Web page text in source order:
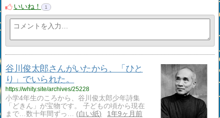
いいね！
1
谷川俊太郎さんがいたから、「ひと
り」でいられた。
https://whity.site/archives/25228
小学4年生のころから、谷川俊太郎少年詩集
「どきん」が宝物です。 子どもの頃から現在
まで…数十年間ずっ…
白い紙
1年9ヶ月前